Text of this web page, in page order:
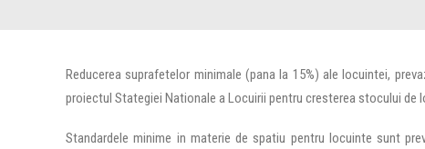
Reducerea suprafetelor minimale (pana la 15%) ale locuintei,
proiectul Stategiei Nationale a Locuirii pentru cresterea stocului de
Standardele minime in materie de spatiu pentru locuinte sunt